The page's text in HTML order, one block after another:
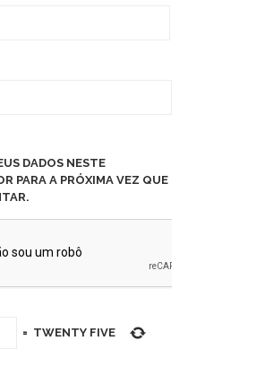
DADOS NESTE
PARA A PRÓXIMA VEZ QUE
= TWENTY FIVE